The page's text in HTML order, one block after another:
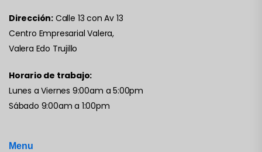
Dirección: Calle 13 con Av 13
Centro Empresarial Valera,
Valera Edo Trujillo
Horario de trabajo:
Lunes a Viernes 9:00am a 5:00pm
Sábado 9:00am a 1:00pm
Menu